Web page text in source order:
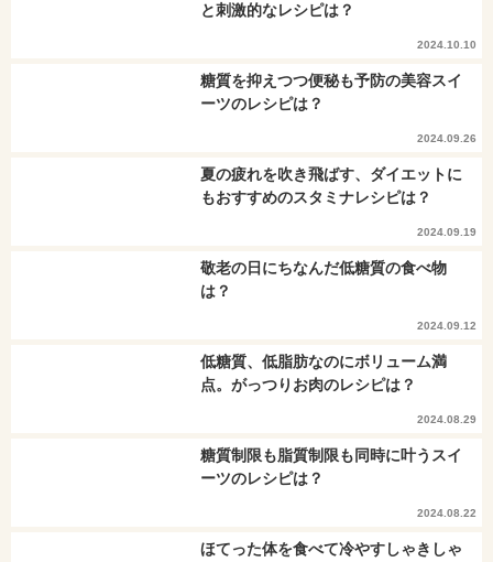
と刺激的なレシピは？
2024.10.10
糖質を抑えつつ便秘も予防の美容スイ
ーツのレシピは？
2024.09.26
夏の疲れを吹き飛ばす、ダイエットに
もおすすめのスタミナレシピは？
2024.09.19
敬老の日にちなんだ低糖質の食べ物
は？
2024.09.12
低糖質、低脂肪なのにボリューム満
点。がっつりお肉のレシピは？
2024.08.29
糖質制限も脂質制限も同時に叶うスイ
ーツのレシピは？
2024.08.22
ほてった体を食べて冷やすしゃきしゃ